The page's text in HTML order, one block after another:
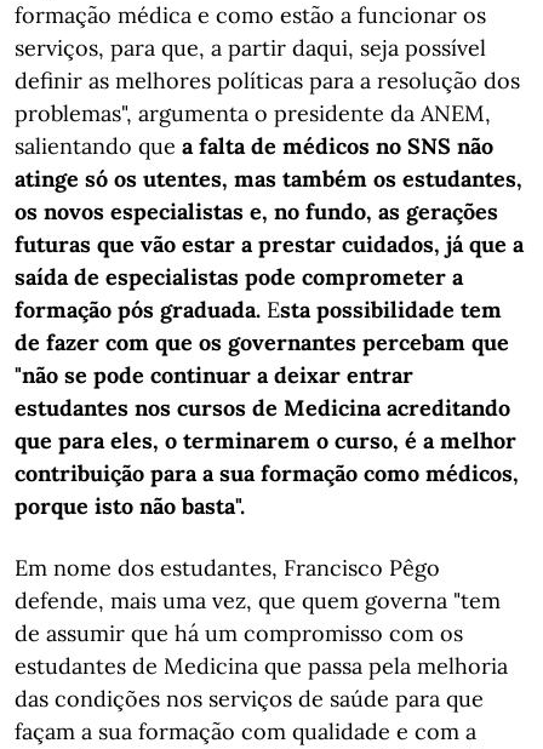
formação médica e como estão a funcionar os
serviços, para que, a partir daqui, seja possível
definir as melhores políticas para a resolução dos
problemas", argumenta o presidente da ANEM,
salientando que a falta de médicos no SNS não
atinge só os utentes, mas também os estudantes,
os novos especialistas e, no fundo, as gerações
futuras que vão estar a prestar cuidados, já que a
saída de especialistas pode comprometer a
formação pós graduada. Esta possibilidade tem
de fazer com que os governantes percebam que
"não se pode continuar a deixar entrar
estudantes nos cursos de Medicina acreditando
que para eles, o terminarem o curso, é a melhor
contribuição para a sua formação como médicos,
porque isto não basta".
Em nome dos estudantes, Francisco Pêgo
defende, mais uma vez, que quem governa "tem
de assumir que há um compromisso com os
estudantes de Medicina que passa pela melhoria
das condições nos serviços de saúde para que
façam a sua formação com qualidade e com a